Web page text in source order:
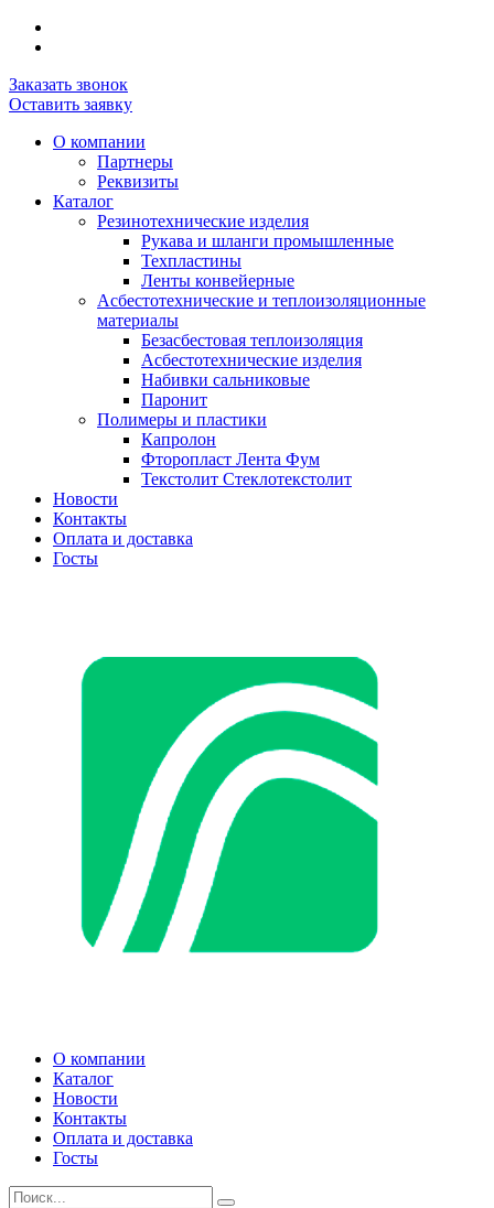
Заказать звонок
Оставить заявку
О компании
Партнеры
Реквизиты
Каталог
Резинотехнические изделия
Рукава и шланги промышленные
Техпластины
Ленты конвейерные
Асбестотехнические и теплоизоляционные
материалы
Безасбестовая теплоизоляция
Асбестотехнические изделия
Набивки сальниковые
Паронит
Полимеры и пластики
Капролон
Фторопласт Лента Фум
Текстолит Стеклотекстолит
Новости
Контакты
Оплата и доставка
Госты
О компании
Каталог
Новости
Контакты
Оплата и доставка
Госты